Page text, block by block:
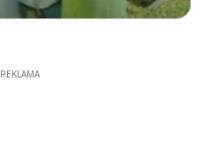
REKLAMA